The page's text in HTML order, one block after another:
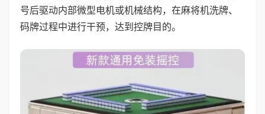
号后驱动内部微型电机或机械结构，在麻将机洗牌、
码牌过程中进行干预，达到控牌目的。